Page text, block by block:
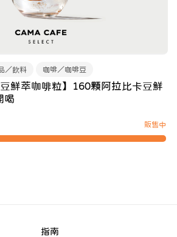
／飲料 咖啡／咖啡豆
鮮萃咖啡粒】160顆阿拉比卡豆鮮
喝
販售中
指南